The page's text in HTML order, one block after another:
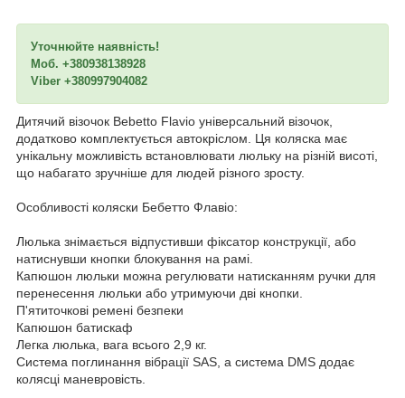
Уточнюйте наявність!
Моб. +380938138928
Viber +380997904082
Дитячий візочок Bebetto Flavio універсальний візочок,
додатково комплектується автокріслом. Ця коляска має
унікальну можливість встановлювати люльку на різній висоті,
що набагато зручніше для людей різного зросту.
Особливості коляски Бебетто Флавіо:
Люлька знімається відпустивши фіксатор конструкції, або
натиснувши кнопки блокування на рамі.
Капюшон люльки можна регулювати натисканням ручки для
перенесення люльки або утримуючи дві кнопки.
П'ятиточкові ремені безпеки
Капюшон батискаф
Легка люлька, вага всього 2,9 кг.
Система поглинання вібрації SAS, а система DMS додає
колясці маневровість.